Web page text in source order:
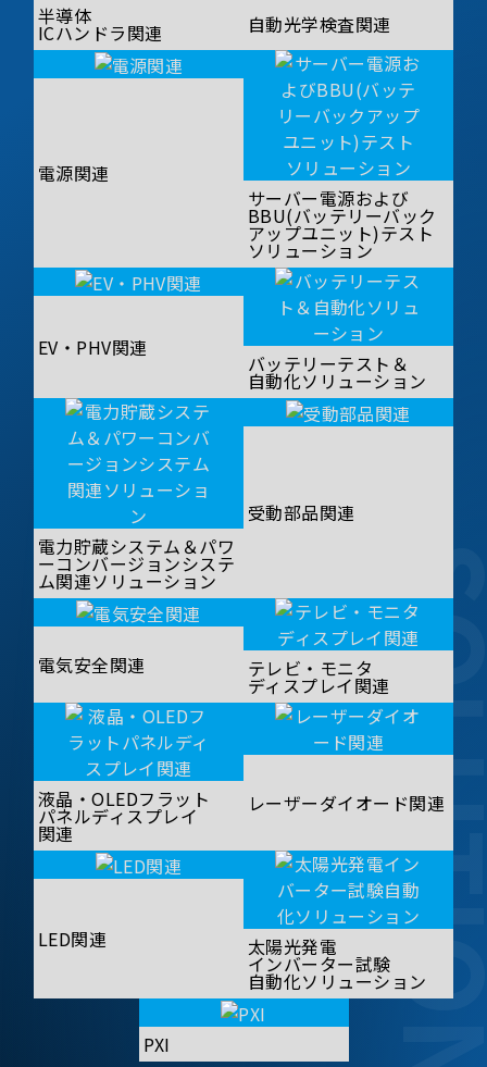
半導体
ICハンドラ関連 自動光学検査関連
電源関連
サーバー電源および
BBU(バッテリーバック
アップユニット)テスト
ソリューション
EV・PHV関連
バッテリーテスト＆
自動化ソリューション
電力貯蔵システム＆パワ
ーコンバージョンシステ
ム関連ソリューション
受動部品関連
電気安全関連 テレビ・モニタ
ディスプレイ関連
液晶・OLEDフラット
パネルディスプレイ
関連
レーザーダイオード関連
LED関連 太陽光発電
インバーター試験
自動化ソリューション
PXI